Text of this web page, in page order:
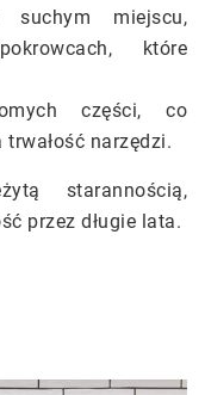
suchym miejscu,
które
części, co
narzędzi.
starannością,
przez długie lata.